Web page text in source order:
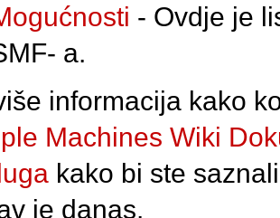
- Ovdje je
a.
informacija kako
Machines Wiki
kako bi ste
je danas.